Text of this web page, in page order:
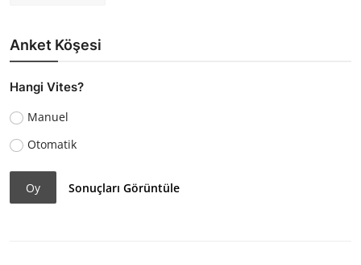
Anket Köşesi
Hangi Vites?
Manuel
Otomatik
Oy Sonuçları Görüntüle